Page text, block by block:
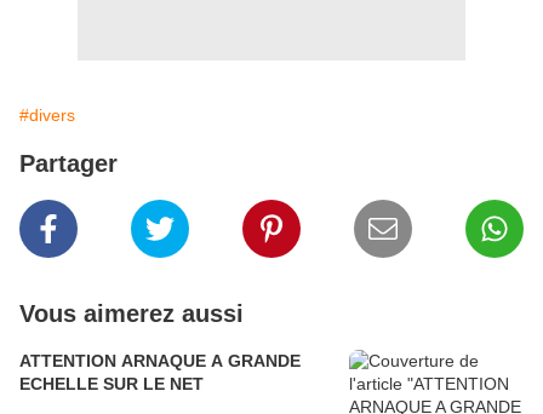
#divers
Partager
Vous aimerez aussi
ATTENTION ARNAQUE A GRANDE
ECHELLE SUR LE NET